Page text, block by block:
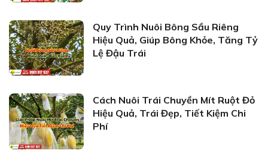
Quy Trình Nuôi Bông Sầu Riêng
Hiệu Quả, Giúp Bông Khỏe, Tăng Tỷ
Lệ Đậu Trái
Cách Nuôi Trái Chuyền Mít Ruột Đỏ
Hiệu Quả, Trái Đẹp, Tiết Kiệm Chi
Phí